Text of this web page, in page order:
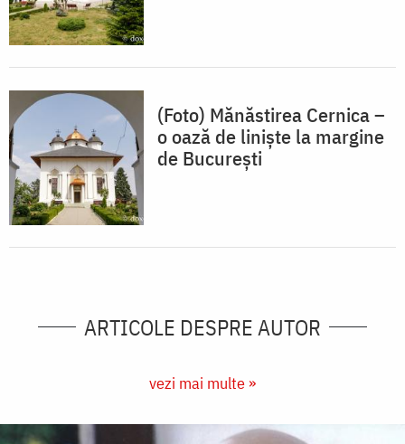
(Foto) Mănăstirea Cernica –
o oază de liniște la margine
de București
ARTICOLE DESPRE AUTOR
vezi mai multe »